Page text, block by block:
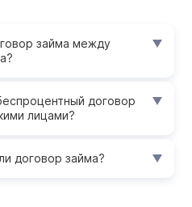
займа между
договор
лицами?
договор займа?